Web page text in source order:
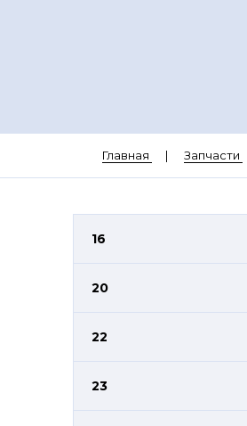
Главная Запчасти
16
20
22
23